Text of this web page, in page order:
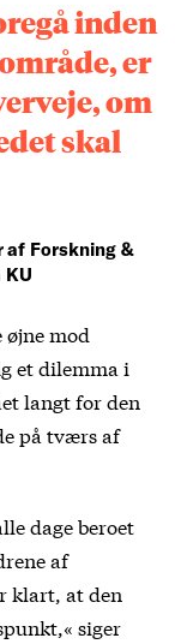
inden
er
om
skal
af Forskning &
KU
mod
et dilemma i
langt for den
på tværs af
dage beroet
af
klart, at den
siger